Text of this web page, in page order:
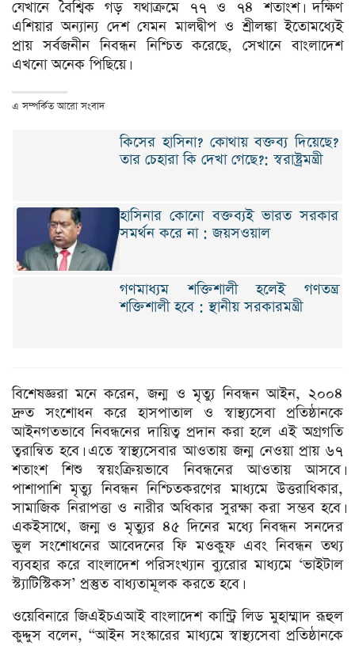
যেখানে বৈশ্বিক গড় যথাক্রমে ৭৭ ও ৭৪ শতাংশ। দক্ষিণ
এশিয়ার অন্যান্য দেশ যেমন মালদ্বীপ ও শ্রীলঙ্কা ইতোমধ্যেই
প্রায় সর্বজনীন নিবন্ধন নিশ্চিত করেছে, সেখানে বাংলাদেশ
এখনো অনেক পিছিয়ে।
এ সম্পর্কিত আরো সংবাদ
কিসের হাসিনা? কোথায় বক্তব্য দিয়েছে?
তার চেহারা কি দেখা গেছে?: স্বরাষ্ট্রমন্ত্রী
হাসিনার কোনো বক্তব্যই ভারত সরকার
সমর্থন করে না : জয়সওয়াল
গণমাধ্যম শক্তিশালী হলেই গণতন্ত্র
শক্তিশালী হবে : স্থানীয় সরকারমন্ত্রী
বিশেষজ্ঞরা মনে করেন, জন্ম ও মৃত্যু নিবন্ধন আইন, ২০০৪
দ্রুত সংশোধন করে হাসপাতাল ও স্বাস্থ্যসেবা প্রতিষ্ঠানকে
আইনগতভাবে নিবন্ধনের দায়িত্ব প্রদান করা হলে এই অগ্রগতি
ত্বরান্বিত হবে। এতে স্বাস্থ্যসেবার আওতায় জন্ম নেওয়া প্রায় ৬৭
শতাংশ শিশু স্বয়ংক্রিয়ভাবে নিবন্ধনের আওতায় আসবে।
পাশাপাশি মৃত্যু নিবন্ধন নিশ্চিতকরণের মাধ্যমে উত্তরাধিকার,
সামাজিক নিরাপত্তা ও নারীর অধিকার সুরক্ষা করা সম্ভব হবে।
একইসাথে, জন্ম ও মৃত্যুর ৪৫ দিনের মধ্যে নিবন্ধন সনদের
ভুল সংশোধনের আবেদনের ফি মওকুফ এবং নিবন্ধন তথ্য
ব্যবহার করে বাংলাদেশ পরিসংখ্যান ব্যুরোর মাধ্যমে ‘ভাইটাল
স্ট্যাটিস্টিকস’ প্রস্তুত বাধ্যতামূলক করতে হবে।
ওয়েবিনারে জিএইচএআই বাংলাদেশ কান্ট্রি লিড মুহাম্মাদ রূহুল
কুদ্দুস বলেন, “আইন সংস্কারের মাধ্যমে স্বাস্থ্যসেবা প্রতিষ্ঠানকে